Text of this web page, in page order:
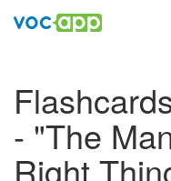
- "The
Right